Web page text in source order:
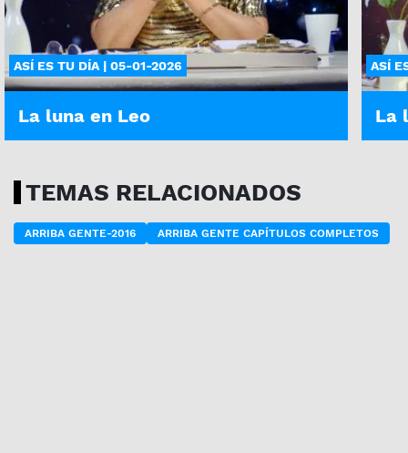
ASÍ ES TU DÍA | 05-01-2026
La luna en Leo
ASÍ
La
TEMAS RELACIONADOS
ARRIBA GENTE-2016 ARRIBA GENTE CAPÍTULOS COMPLETOS